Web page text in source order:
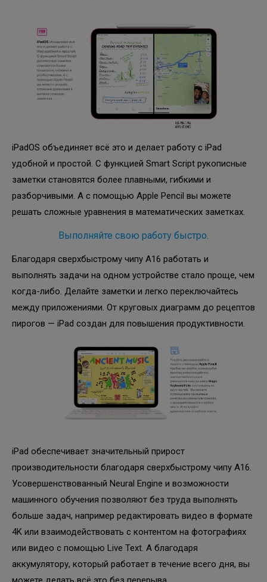
iPadOS объединяет всё это и делает работу с iPad
удобной и простой. С функцией Smart Script рукописные
заметки становятся более плавными, гибкими и
разборчивыми. А с помощью Apple Pencil вы можете
решать сложные уравнения в математических заметках.
Выполняйте свою работу быстро.
Благодаря сверхбыстрому чипу A16 работать и
выполнять задачи на одном устройстве стало проще, чем
когда-либо. Делайте заметки и легко переключайтесь
между приложениями. От круговых диаграмм до рецептов
пирогов — iPad создан для повышения продуктивности.
iPad обеспечивает значительный прирост
производительности благодаря сверхбыстрому чипу A16.
Усовершенствованный Neural Engine и возможности
машинного обучения позволяют без труда выполнять
больше задач, например редактировать видео в формате
4K или взаимодействовать с контентом на фотографиях
или видео с помощью Live Text. А благодаря
аккумулятору, который работает в течение всего дня, вы